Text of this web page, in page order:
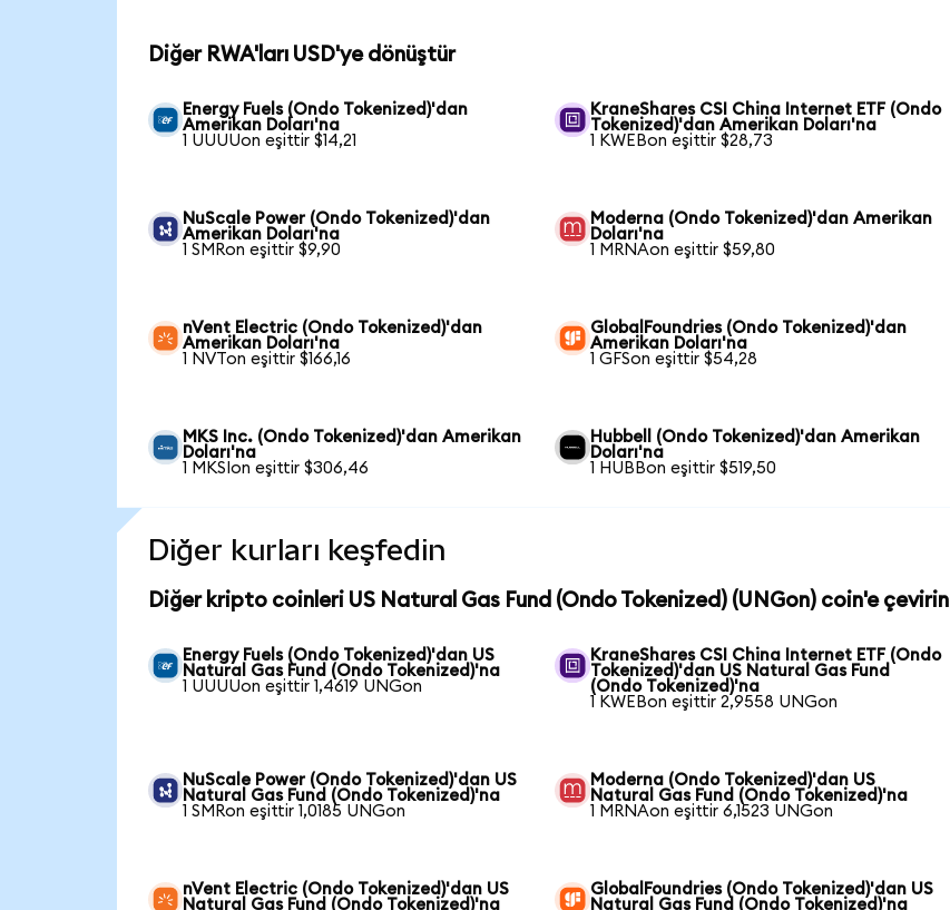
Diğer RWA'ları USD'ye dönüştür
Energy Fuels (Ondo Tokenized)'dan
Amerikan Doları'na
1 UUUUon eşittir $14,21
KraneShares CSI China Internet ETF (Ondo
Tokenized)'dan Amerikan Doları'na
1 KWEBon eşittir $28,73
NuScale Power (Ondo Tokenized)'dan
Amerikan Doları'na
1 SMRon eşittir $9,90
Moderna (Ondo Tokenized)'dan Amerikan
Doları'na
1 MRNAon eşittir $59,80
nVent Electric (Ondo Tokenized)'dan
Amerikan Doları'na
1 NVTon eşittir $166,16
GlobalFoundries (Ondo Tokenized)'dan
Amerikan Doları'na
1 GFSon eşittir $54,28
MKS Inc. (Ondo Tokenized)'dan Amerikan
Doları'na
1 MKSIon eşittir $306,46
Hubbell (Ondo Tokenized)'dan Amerikan
Doları'na
1 HUBBon eşittir $519,50
Diğer kurları keşfedin
Diğer kripto coinleri US Natural Gas Fund (Ondo Tokenized) (UNGon) coin'e çevirin
Energy Fuels (Ondo Tokenized)'dan US
Natural Gas Fund (Ondo Tokenized)'na
1 UUUUon eşittir 1,4619 UNGon
KraneShares CSI China Internet ETF (Ondo
Tokenized)'dan US Natural Gas Fund
(Ondo Tokenized)'na
1 KWEBon eşittir 2,9558 UNGon
NuScale Power (Ondo Tokenized)'dan US
Natural Gas Fund (Ondo Tokenized)'na
1 SMRon eşittir 1,0185 UNGon
Moderna (Ondo Tokenized)'dan US
Natural Gas Fund (Ondo Tokenized)'na
1 MRNAon eşittir 6,1523 UNGon
nVent Electric (Ondo Tokenized)'dan US
Natural Gas Fund (Ondo Tokenized)'na
GlobalFoundries (Ondo Tokenized)'dan US
Natural Gas Fund (Ondo Tokenized)'na